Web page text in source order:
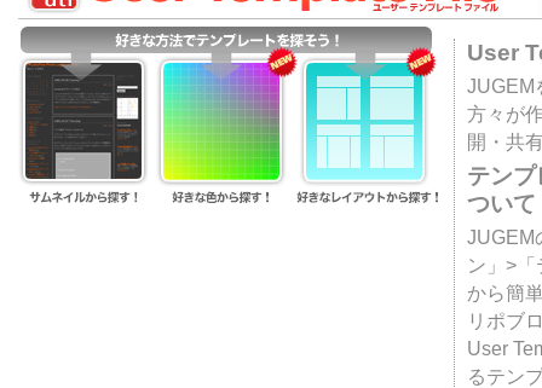
User
JUGEM
方々が
開・共
テン
ついて
JUGEM
ン」>
から簡
リポブ
User
るテン